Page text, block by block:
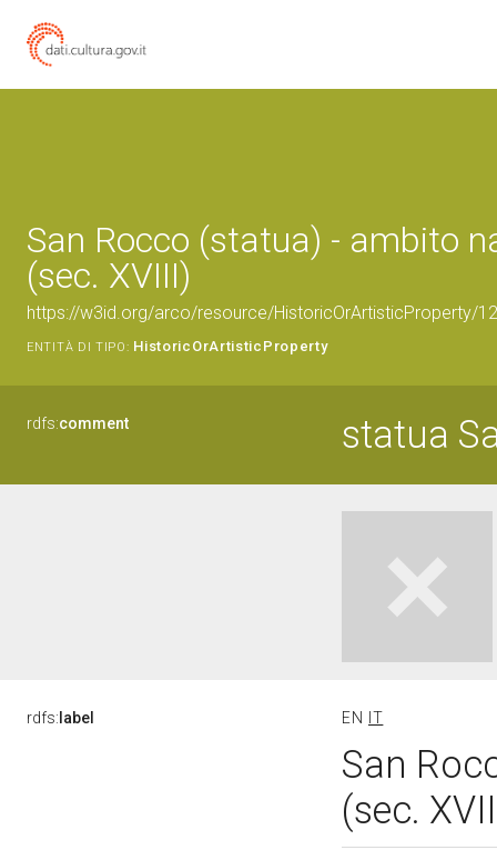
San Rocco (statua) - ambito
(sec. XVIII)
https://w3id.org/arco/resource/HistoricOrArtisticProperty/
ENTITÀ DI TIPO: HistoricOrArtisticProperty
rdfs:comment statua
rdfs: label EN IT
San
(sec.